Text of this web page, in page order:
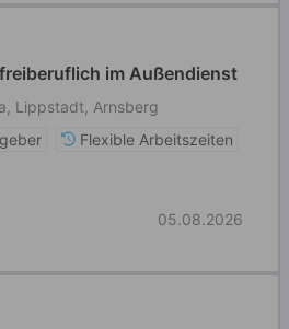
im Außendienst
Lippstadt, Arnsberg
Flexible Arbeitszeiten
05.08.2026